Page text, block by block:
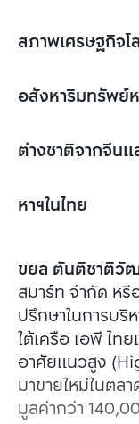
สภาพเศรษฐกิจโ
อสังหาริมทรัพย์ห
ต่างชาติจากจีนแ
หาฯในไทย
ขยล ตันติชาติวั
สมาร์ท จำกัด หรื
ปรึกษาในการบริ
ใต้เครือ เอพี ไท
อาศัยแนวสูง
มาขายใหม่ในตล
มูลค่ากว่า